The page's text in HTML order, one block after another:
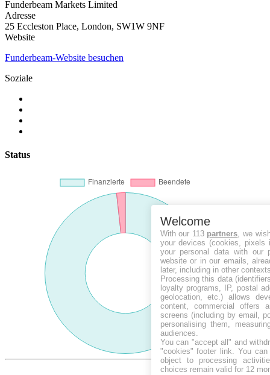
Funderbeam Markets Limited
Adresse
25 Eccleston Place, London, SW1W 9NF
Website
Funderbeam-Website besuchen
Soziale
Status
Welcome
With our 113 partners, we
your devices (cookies, pixels
your personal data with our
website or in our emails,
later, including in other
Processing this data
loyalty programs, IP, postal
geolocation, etc.) allows
content, commercial offers
screens (including by email,
personalising them,
audiences.
You can "accept all" and
"cookies" footer link. You can
object to processing
choices remain valid for 12